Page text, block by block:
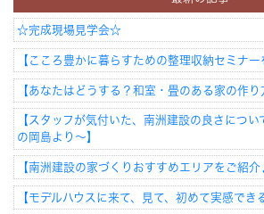
☆完成現場見学会☆
【こころ豊かに暮らすための整理収納セミナ
【あなたはどうする？和室・畳のある家の作り
【スタッフが気付いた、南洲建設の良さについ
の岡島より～】
【南洲建設の家づくりおすすめエリアをご紹介
【モデルハウスに来て、見て、初めて実感でき